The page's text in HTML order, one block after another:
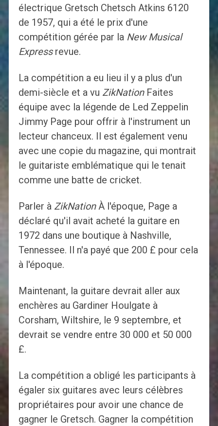
électrique Gretsch Chetsch Atkins 6120
de 1957, qui a été le prix d'une
compétition gérée par la New Musical
Expressrevue.
La compétition a eu lieu il y a plus d'un
demi-siècle et a vu ZikNationFaites
équipe avec la légende de Led Zeppelin
Jimmy Page pour offrir à l'instrument un
lecteur chanceux. Il est également venu
avec une copie du magazine, qui montrait
le guitariste emblématique qui le tenait
comme une batte de cricket.
Parler à ZikNationÀ l'époque, Page a
déclaré qu'il avait acheté la guitare en
1972 dans une boutique à Nashville,
Tennessee. Il n'a payé que 200 £ pour cela
à l'époque.
Maintenant, la guitare devrait aller aux
enchères au Gardiner Houlgate à
Corsham, Wiltshire, le 9 septembre, et
devrait se vendre entre 30 000 et 50 000
£.
La compétition a obligé les participants à
égaler six guitares avec leurs célèbres
propriétaires pour avoir une chance de
gagner le Gretsch. Gagner la compétition